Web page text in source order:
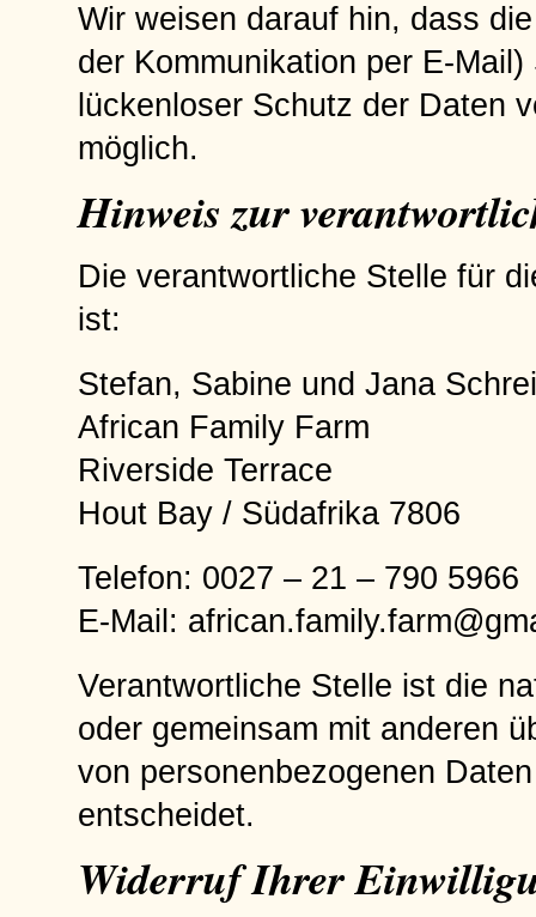
Wir weisen darauf hin, dass
der Kommunikation per E-
lückenloser Schutz der Daten
möglich.
Hinweis zur
Die verantwortliche Stelle für
ist:
Stefan, Sabine und Jana
African Family Farm
Riverside Terrace
Hout Bay / Südafrika 7806
Telefon: 0027 – 21 – 790 5966
E-Mail:
Verantwortliche Stelle ist die
oder gemeinsam mit anderen
von personenbezogenen
entscheidet.
Widerruf Ihrer